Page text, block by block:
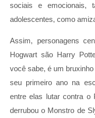
sociais e emocionais,
adolescentes, como
Assim, personagens
Hogwart são Harry
você sabe, é um
seu primeiro ano na
entre elas lutar contra o
derrubou o Monstro de